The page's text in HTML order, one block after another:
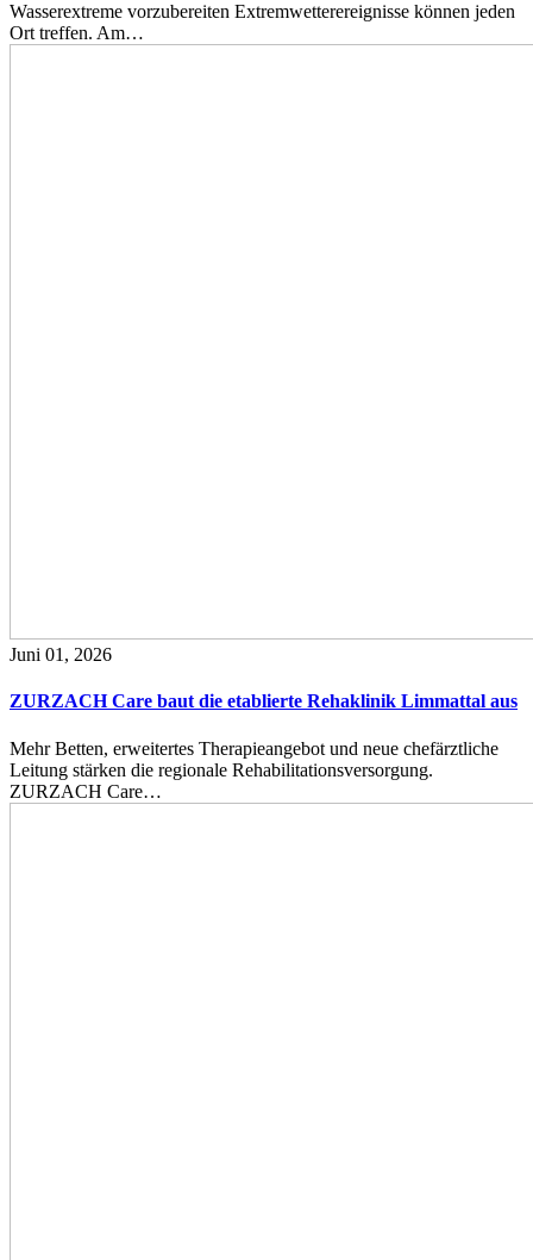
Wasserextreme vorzubereiten Extremwetterereignisse können jeden
Ort treffen. Am…
Juni 01, 2026
ZURZACH Care baut die etablierte Rehaklinik Limmattal aus
Mehr Betten, erweitertes Therapieangebot und neue chefärztliche
Leitung stärken die regionale Rehabilitationsversorgung.
ZURZACH Care…